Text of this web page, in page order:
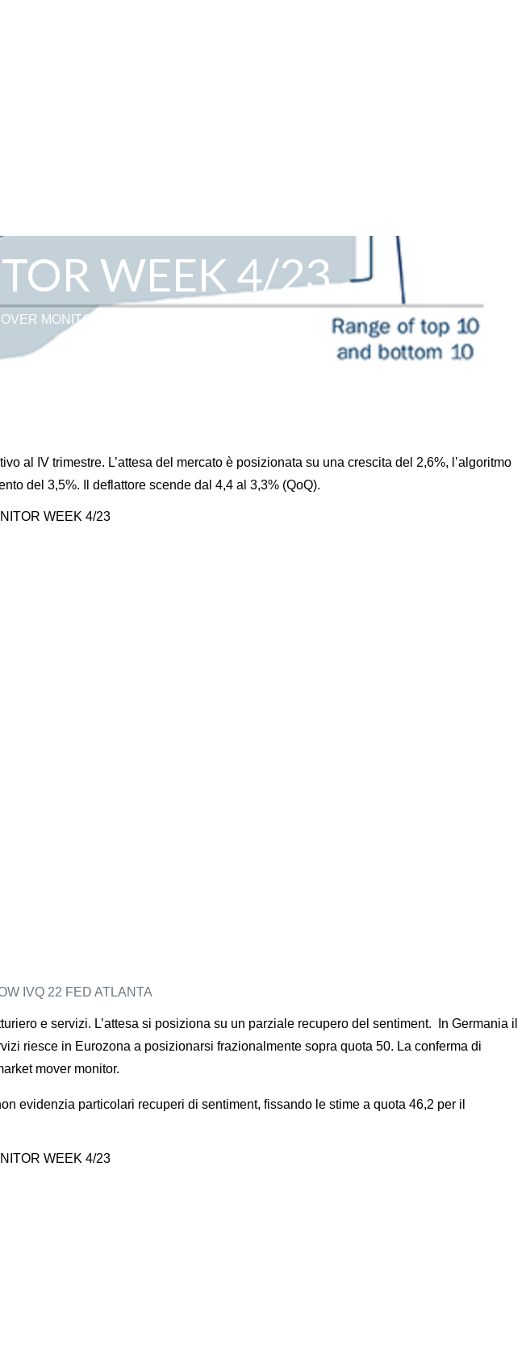
WEEK 4/23
MONITOR WEEK 4/23
al IV trimestre. L’attesa del mercato è posizionata su una crescita del 2,6%, l’algoritmo
del 3,5%. Il deflattore scende dal 4,4 al 3,3% (QoQ).
IVQ 22 FED ATLANTA
e servizi. L’attesa si posiziona su un parziale recupero del sentiment. In Germania il
riesce in Eurozona a posizionarsi frazionalmente sopra quota 50. La conferma di
mover monitor.
evidenzia particolari recuperi di sentiment, fissando le stime a quota 46,2 per il